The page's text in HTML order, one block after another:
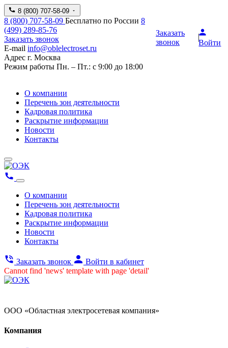
8 (800) 707-58-09
8 (800) 707-58-09 Бесплатно по России 8
(499) 289-85-76
Заказать звонок
E-mail info@oblelectroset.ru
Адрес г. Москва
Режим работы Пн. – Пт.: с 9:00 до 18:00
Заказать
звонок
Войти
О компании
Перечень зон деятельности
Кадровая политика
Раскрытие информации
Новости
Контакты
О компании
Перечень зон деятельности
Кадровая политика
Раскрытие информации
Новости
Контакты
Заказать звонок
Войти в кабинет
Cannot find 'news' template with page 'detail'
ООО «Областная электросетевая компания»
Компания